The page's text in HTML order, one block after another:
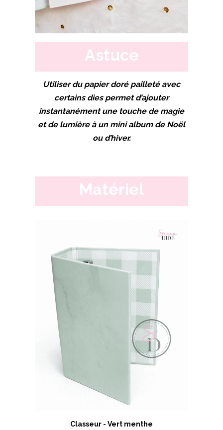
Astuce
Utiliser du papier doré pailleté avec
certains dies permet d’ajouter
instantanément une touche de magie
et de lumière à un mini album de Noël
ou d’hiver.
Matériel
Classeur - Vert menthe